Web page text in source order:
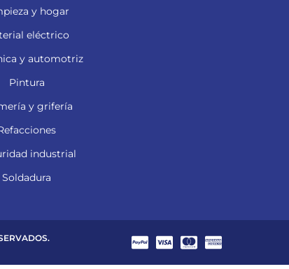
y hogar
eléctrico
y automotriz
Pintura
y grifería
industrial
Soldadura